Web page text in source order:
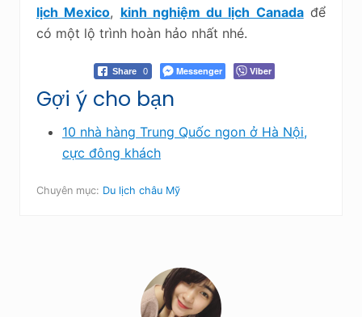
lịch Mexico, kinh nghiệm du lịch Canadađể
có một lộ trình hoàn hảo nhất nhé.
Share 0 Messenger Viber
Gợi ý cho bạn
10 nhà hàng Trung Quốc ngon ở Hà Nội,
cực đông khách
Chuyên mục: Du lịch châu Mỹ